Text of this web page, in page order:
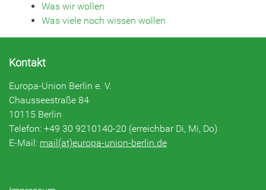
Was wir wollen
Was viele noch wissen wollen
Kontakt
Europa-Union Berlin e. V.
Chausseestraße 84
10115 Berlin
Telefon: +49 30 9210140-20 (erreichbar Di, Mi, Do)
E-Mail: mail(at)europa-union-berlin.de